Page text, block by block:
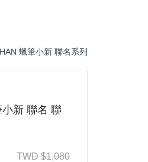
蠟筆小新 聯名系列
新 聯名 聯
TWD $1,080